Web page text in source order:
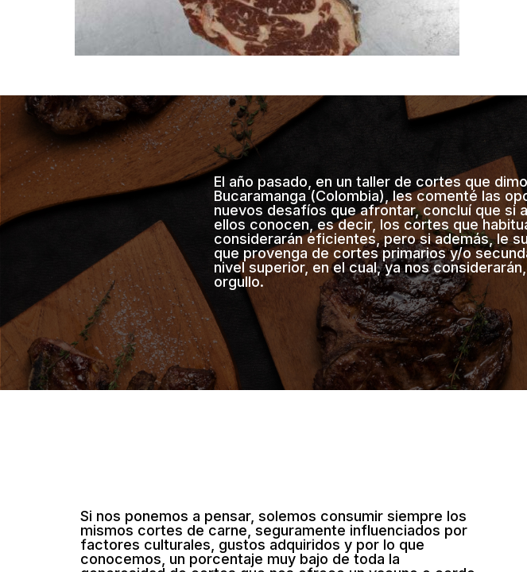
El año pasado, en un taller de cortes que
Bucaramanga (Colombia), les comenté las
nuevos desafíos que afrontar, concluí que si
ellos conocen, es decir, los cortes que
considerarán eficientes, pero si además, le
que provenga de cortes primarios y/o
nivel superior, en el cual, ya nos
orgullo.
Si nos ponemos a pensar, solemos consumir siempre los
mismos cortes de carne, seguramente influenciados por
factores culturales, gustos adquiridos y por lo que
conocemos, un porcentaje muy bajo de toda la